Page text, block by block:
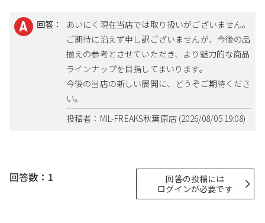
回答：
あいにく現在当店では取り扱いがございません。
ご期待に沿えず申し訳ございませんが、今後の品
揃えの参考とさせていただき、より魅力的な商品
ラインナップを目指してまいります。
今後の当店の新しい展開に、どうぞご期待くださ
い。
投稿者：MIL-FREAKS秋葉原店 (2026/08/05 19:08)
回答数：1
回答の投稿には
ログインが必要です